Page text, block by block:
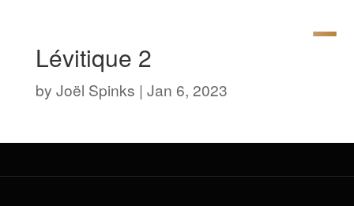
Lévitique 2
by Joël Spinks | Jan 6, 2023